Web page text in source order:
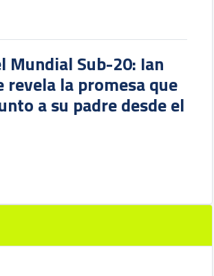
Mundial Sub-20: Ian
revela la promesa que
a su padre desde el